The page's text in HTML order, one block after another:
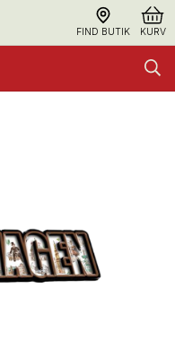
FIND BUTIK KURV